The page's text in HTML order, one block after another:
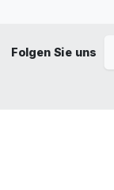
Folgen Sie uns